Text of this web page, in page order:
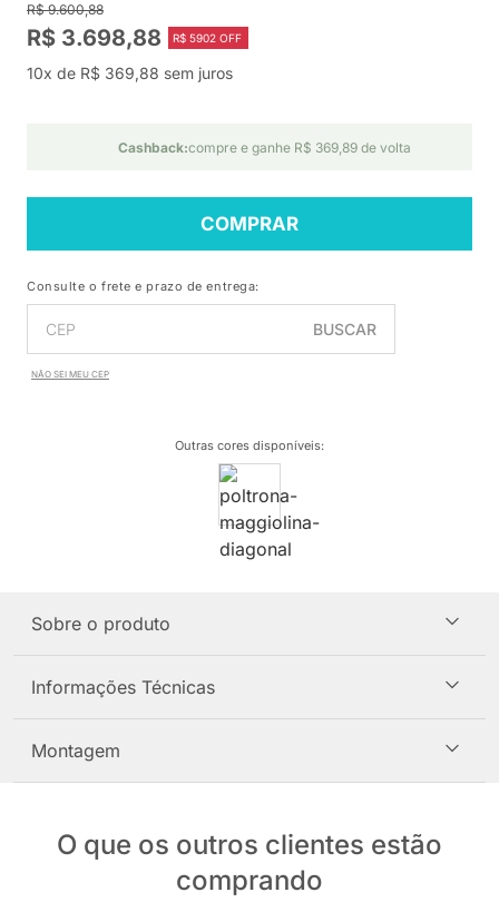
R$ 9.600,88
R$ 3.698,88 R$ 5902 OFF
10x de R$ 369,88 sem juros
Cashback:compre e ganhe R$ 369,89 de volta
COMPRAR
Consulte o frete e prazo de entrega:
BUSCAR
NÃO SEI MEU CEP
Outras cores disponíveis:
Sobre o produto
Informações Técnicas
Montagem
O que os outros clientes estão
comprando